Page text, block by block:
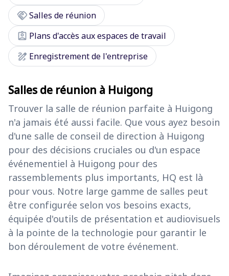
handshakeSalles de réunion
assignment_ind Plans d'accès aux espaces de travail
draw Enregistrement de l'entreprise
Salles de réunion à Huigong
Trouver la salle de réunion parfaite à Huigong
n'a jamais été aussi facile. Que vous ayez besoin
d'une salle de conseil de direction à Huigong
pour des décisions cruciales ou d'un espace
événementiel à Huigong pour des
rassemblements plus importants, HQ est là
pour vous. Notre large gamme de salles peut
être configurée selon vos besoins exacts,
équipée d'outils de présentation et audiovisuels
à la pointe de la technologie pour garantir le
bon déroulement de votre événement.